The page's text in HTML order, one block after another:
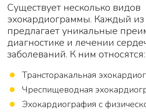
Существует несколько видов
эхокардиограммы. Каждый
предлагает уникальные
диагностике и лечении
заболеваний. К ним относятся:
Трансторакальная
Чреспищеводная
Эхокардиография с